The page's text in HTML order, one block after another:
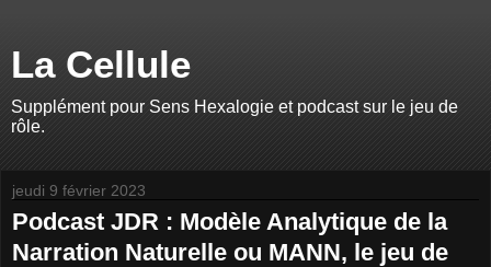
La Cellule
Supplément pour Sens Hexalogie et podcast sur le jeu de
rôle.
jeudi 9 février 2023
Podcast JDR : Modèle Analytique de la
Narration Naturelle ou MANN, le jeu de